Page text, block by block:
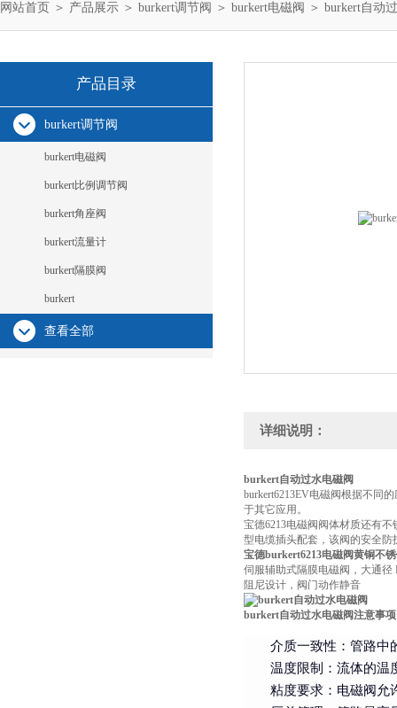
网站首页 ＞ 产品展示 ＞ burkert调节阀 ＞ burkert电磁阀 ＞ burkert自动
产品目录
burkert调节阀
burkert电磁阀
burkert比例调节阀
burkert角座阀
burkert流量计
burkert隔膜阀
burkert
查看全部
详细说明：
burkert自动过水电磁阀
burkert6213EV电磁阀根据不同
于其它应用。
宝德6213电磁阀阀体材质还有
型电缆插头配套，该阀的安全
宝德burkert6213电磁阀黄铜不
伺服辅助式隔膜电磁阀，大通径
阻尼设计，阀门动作静音
burkert自动过水电磁阀注意事项
介质一致性：管路中
温度限制：流体的温
粘度要求：电磁阀允